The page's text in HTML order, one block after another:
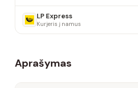
LP Express
Kurjeris į namus
Aprašymas